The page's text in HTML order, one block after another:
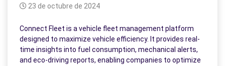
23 de octubre de 2024
Connect Fleet is a vehicle fleet management platform
designed to maximize vehicle efficiency. It provides real-
time insights into fuel consumption, mechanical alerts,
and eco-driving reports, enabling companies to optimize